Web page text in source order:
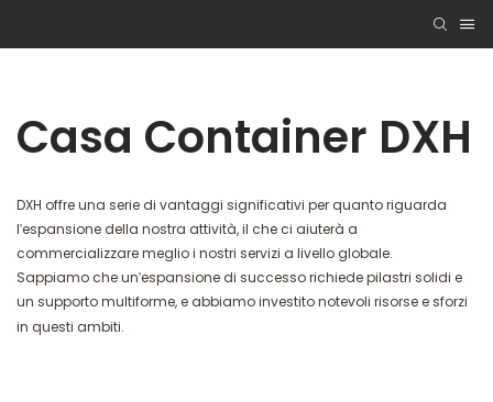
Casa Container DXH
DXH offre una serie di vantaggi significativi per quanto riguarda
l'espansione della nostra attività, il che ci aiuterà a
commercializzare meglio i nostri servizi a livello globale.
Sappiamo che un'espansione di successo richiede pilastri solidi e
un supporto multiforme, e abbiamo investito notevoli risorse e sforzi
in questi ambiti.